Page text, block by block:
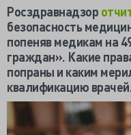
Росздравнадзор
безопасность
попеняв медикам на
граждан». Какие
попраны и каким
квалификацию